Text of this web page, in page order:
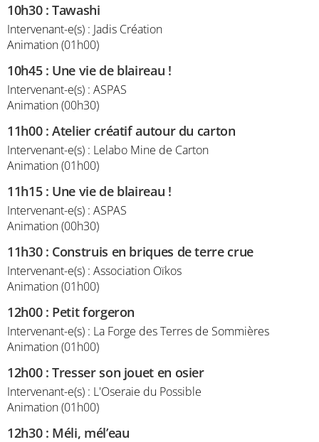
10h30:Tawashi
Intervenant-e(s) : Jadis Création
Animation (01h00)
10h45: Une vie de blaireau !
Intervenant-e(s) : ASPAS
Animation (00h30)
11h00:Atelier créatif autour du carton
Intervenant-e(s) : Lelabo Mine de Carton
Animation (01h00)
11h15: Une vie de blaireau !
Intervenant-e(s) : ASPAS
Animation (00h30)
11h30: Construis en briques de terre crue
Intervenant-e(s) : Association Oïkos
Animation (01h00)
12h00: Petit forgeron
Intervenant-e(s) : La Forge des Terres de Sommières
Animation (01h00)
12h00:Tresser son jouet en osier
Intervenant-e(s) : L'Oseraie du Possible
Animation (01h00)
12h30: Méli, mél’eau